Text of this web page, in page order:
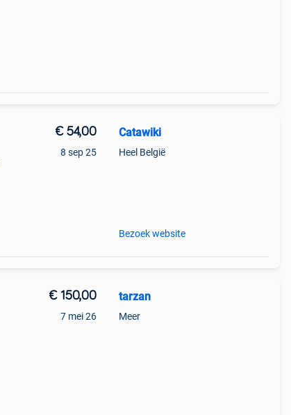
€ 54,00
8 sep 25
Catawiki
Heel België
Bezoek website
€ 150,00
7 mei 26
tarzan
Meer